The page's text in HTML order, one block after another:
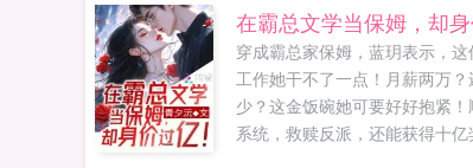
穿成霸总家保姆，蓝玥表示，这
工作她干不了一点！月薪两万
少？这金饭碗她可要好好抱紧！
系统，救赎反派，还能获得十亿